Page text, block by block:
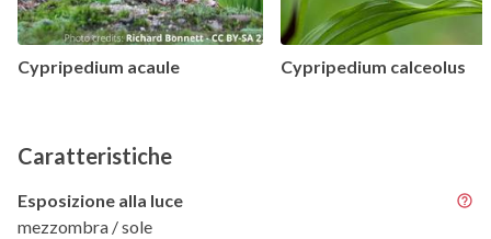
Cypripedium acaule Cypripedium calceolus
Caratteristiche
Esposizione alla luce
mezzombra / sole